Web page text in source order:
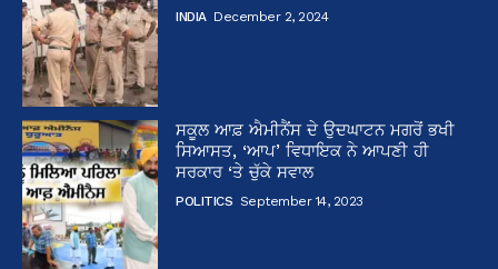
INDIA December 2, 2024
ਸਕੂਲ ਆਫ਼ ਐਮੀਨੈਂਸ ਦੇ ਉਦਘਾਟਨ ਮਗਰੋਂ ਭਖੀ
ਸਿਆਸਤ, ‘ਆਪ’ ਵਿਧਾਇਕ ਨੇ ਆਪਣੀ ਹੀ
ਸਰਕਾਰ ‘ਤੇ ਚੁੱਕੇ ਸਵਾਲ
POLITICS September 14, 2023